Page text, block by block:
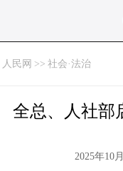
人民网 >> 社会·法治
全总、人社部
2025年10